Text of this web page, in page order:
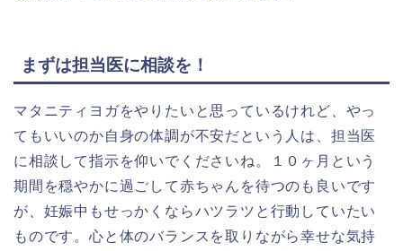
まずは担当医に相談を！
マタニティヨガをやりたいと思っているけれど、やっ
てもいいのか自身の体調が不安だという人は、担当医
に相談して指示を仰いでくださいね。１０ヶ月という
期間を穏やかに過ごして赤ちゃんを待つのも良いです
が、妊娠中もせっかくならハツラツと行動していたい
ものです。心と体のバランスを取りながら幸せな気持